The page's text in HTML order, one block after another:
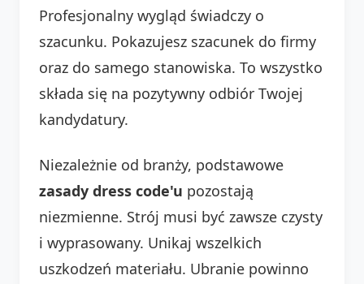
Profesjonalny wygląd świadczy o
szacunku. Pokazujesz szacunek do firmy
oraz do samego stanowiska. To wszystko
składa się na pozytywny odbiór Twojej
kandydatury.
Niezależnie od branży, podstawowe
zasady dress code'u pozostają
niezmienne. Strój musi być zawsze czysty
i wyprasowany. Unikaj wszelkich
uszkodzeń materiału. Ubranie powinno